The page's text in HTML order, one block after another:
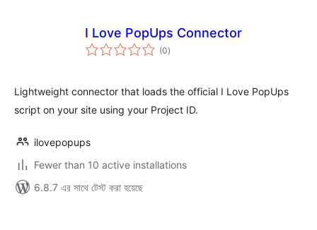
I Love PopUps Connector
(0total
ratings
)
Lightweight connector that loads the official I Love PopUps
script on your site using your Project ID.
ilovepopups
Fewer than 10 active installations
6.8.7 এর সাথে টেস্ট করা হয়েছে